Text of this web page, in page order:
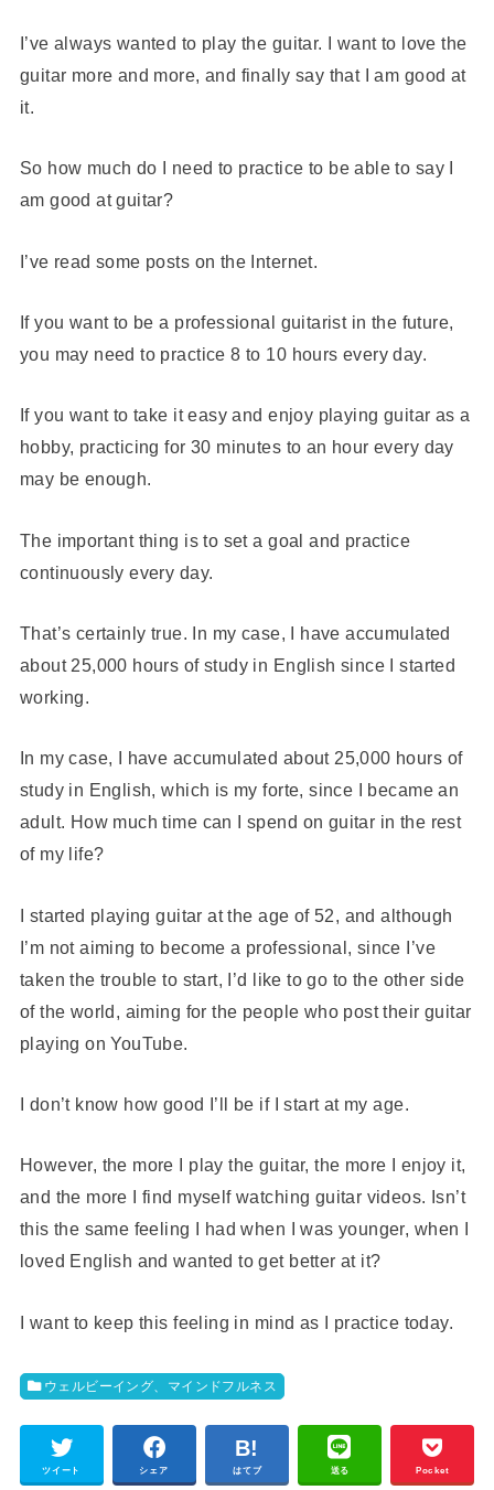
I’ve always wanted to play the guitar. I want to love the
guitar more and more, and finally say that I am good at
it.
So how much do I need to practice to be able to say I
am good at guitar?
I’ve read some posts on the Internet.
If you want to be a professional guitarist in the future,
you may need to practice 8 to 10 hours every day.
If you want to take it easy and enjoy playing guitar as a
hobby, practicing for 30 minutes to an hour every day
may be enough.
The important thing is to set a goal and practice
continuously every day.
That’s certainly true. In my case, I have accumulated
about 25,000 hours of study in English since I started
working.
In my case, I have accumulated about 25,000 hours of
study in English, which is my forte, since I became an
adult. How much time can I spend on guitar in the rest
of my life?
I started playing guitar at the age of 52, and although
I’m not aiming to become a professional, since I’ve
taken the trouble to start, I’d like to go to the other side
of the world, aiming for the people who post their guitar
playing on YouTube.
I don’t know how good I’ll be if I start at my age.
However, the more I play the guitar, the more I enjoy it,
and the more I find myself watching guitar videos. Isn’t
this the same feeling I had when I was younger, when I
loved English and wanted to get better at it?
I want to keep this feeling in mind as I practice today.
ウェルビーイング、マインドフルネス
ツイート シェア はてブ 送る Pocket